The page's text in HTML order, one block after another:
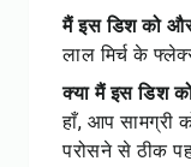
मैं इस डिश को
लाल मिर्च के
क्या मैं इस डिश
हाँ, आप
परोसने से ठीक